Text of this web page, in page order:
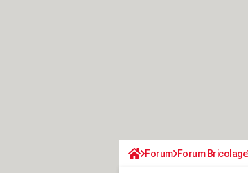
Forum Forum Bricolage